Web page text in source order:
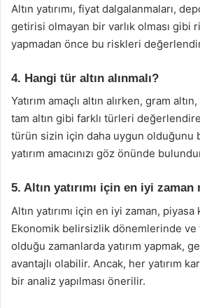
Altın yatırımı, fiyat dalgalanmaları,
getirisi olmayan bir varlık olması gibi
yapmadan önce bu riskleri
4. Hangi tür altın alınmalı?
Yatırım amaçlı altın alırken, gram
tam altın gibi farklı türleri
türün sizin için daha uygun olduğunu
yatırım amacınızı göz önünde
5. Altın yatırımı için en iyi zaman
Altın yatırımı için en iyi zaman, piyasa
Ekonomik belirsizlik dönemlerinde ve
olduğu zamanlarda yatırım yapmak,
avantajlı olabilir. Ancak, her yatırım
bir analiz yapılması önerilir.